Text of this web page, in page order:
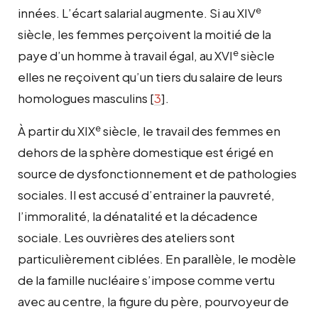
innées. L’écart salarial augmente. Si au XIVe
siècle, les femmes perçoivent la moitié de la
paye d’un homme à travail égal, au XVIesiècle
elles ne reçoivent qu’un tiers du salaire de leurs
homologues masculins [3].
À partir du XIXesiècle, le travail des femmes en
dehors de la sphère domestique est érigé en
source de dysfonctionnement et de pathologies
sociales. Il est accusé d’entrainer la pauvreté,
l’immoralité, la dénatalité et la décadence
sociale. Les ouvrières des ateliers sont
particulièrement ciblées. En parallèle, le modèle
de la famille nucléaire s’impose comme vertu
avec au centre, la figure du père, pourvoyeur de